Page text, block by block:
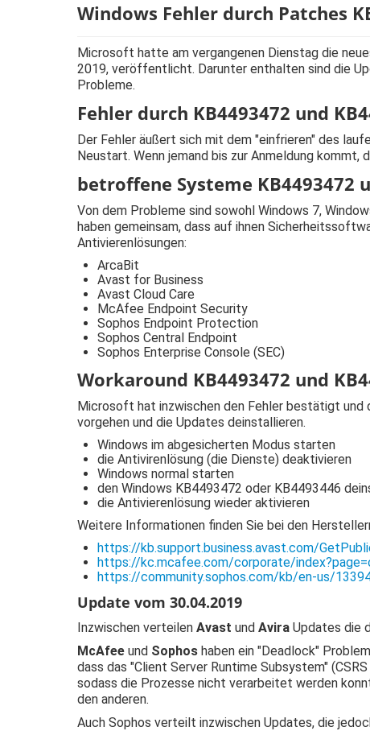
Windows Fehler durch Patches
Microsoft hatte am vergangenen Dienstag die
2019, veröffentlicht. Darunter enthalten sind die
Probleme.
Fehler durch KB4493472 und
Der Fehler äußert sich mit dem "einfrieren" des
Neustart. Wenn jemand bis zur Anmeldung kommt,
betroffene Systeme KB4493472
Von dem Probleme sind sowohl Windows 7,
haben gemeinsam, dass auf ihnen
Antivierenlösungen:
ArcaBit
Avast for Business
Avast Cloud Care
McAfee Endpoint Security
Sophos Endpoint Protection
Sophos Central Endpoint
Sophos Enterprise Console (SEC)
Workaround KB4493472 und
Microsoft hat inzwischen den Fehler bestätigt
vorgehen und die Updates deinstallieren.
Windows im abgesicherten Modus starten
die Antivirenlösung (die Dienste) deaktivieren
Windows normal starten
den Windows KB4493472 oder KB4493446
die Antivierenlösung wieder aktivieren
Weitere Informationen finden Sie bei den
https://kb.support.business.avast.com/
https://kc.mcafee.com/corporate/
https://community.sophos.com/kb/en-us/
Update vom 30.04.2019
Inzwischen verteilen Avast und Avira Updates die
McAfee und Sophos haben ein "Deadlock"
dass das "Client Server Runtime Subsystem"
sodass die Prozesse nicht verarbeitet werden
den anderen.
Auch Sophos verteilt inzwischen Updates, die